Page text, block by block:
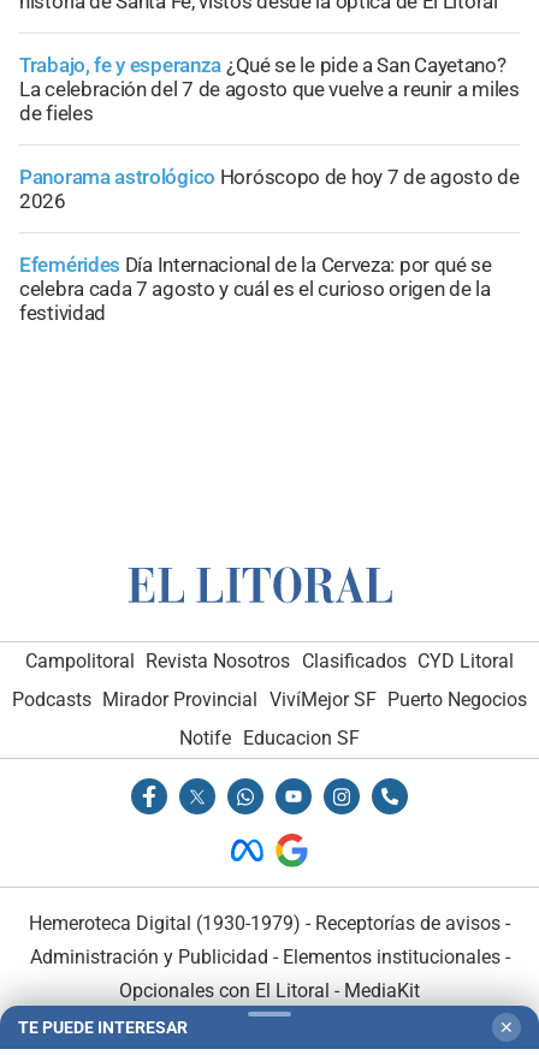
Trabajo, fe y esperanza ¿Qué se le pide a San Cayetano?
La celebración del 7 de agosto que vuelve a reunir a miles
de fieles
Panorama astrológico Horóscopo de hoy 7 de agosto de
2026
Efemérides Día Internacional de la Cerveza: por qué se
celebra cada 7 agosto y cuál es el curioso origen de la
festividad
Campolitoral Revista Nosotros Clasificados CYD Litoral
Podcasts Mirador Provincial VivíMejor SF Puerto Negocios
Notife Educacion SF
Hemeroteca Digital (1930-1979) - Receptorías de avisos -
Administración y Publicidad - Elementos institucionales-
Opcionales con El Litoral - MediaKit
TE PUEDE INTERESAR ✕